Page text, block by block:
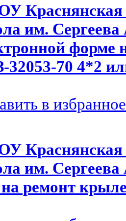
Краснянская
им.
форме
70 4*2
в избранное
Краснянская
им. Сергеева
ремонт